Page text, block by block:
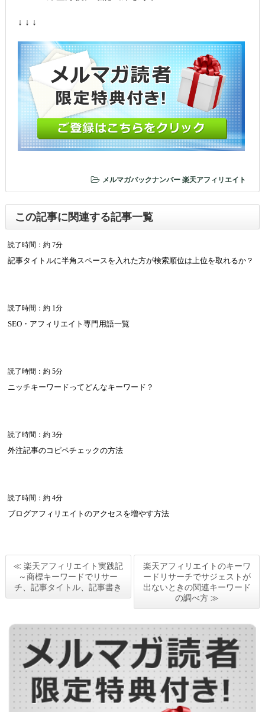
↓ ↓ ↓
メルマガバックナンバー 楽天アフィリエイト
この記事に関連する記事一覧
読了時間：約 7分
記事タイトルに半角スペースを入れた方が検索順位は上位を取れるか？
読了時間：約 1分
SEO・アフィリエイト専門用語一覧
読了時間：約 5分
ニッチキーワードってどんなキーワード？
読了時間：約 3分
外注記事のコピペチェックの方法
読了時間：約 4分
ブログアフィリエイトのアクセスを増やす方法
≪ 楽天アフィリエイト実践記
～商標キーワードでリサー
チ、記事タイトル、記事書き
楽天アフィリエイトのキーワ
ードリサーチでサジェストが
出ないときの関連キーワード
の調べ方 ≫